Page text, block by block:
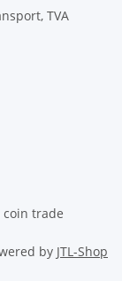
TVA
by JTL-Shop